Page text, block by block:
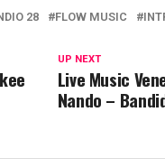
28 FLOW MUSIC
UP NEXT
Live Music
Nando –